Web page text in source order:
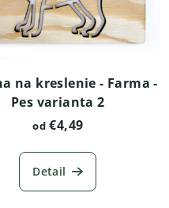
na kreslenie - Farma -
Pes varianta 2
od€4,49
Detail